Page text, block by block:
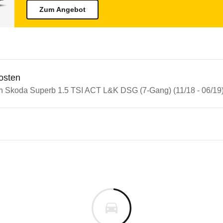
Zum Angebot
Skoda Superb 1.5 TSI ACT L&K DSG (7-Gang) (11/18 - 06/
Baureihengeneration wie das
denn er zeigt leichte Schwächen beim